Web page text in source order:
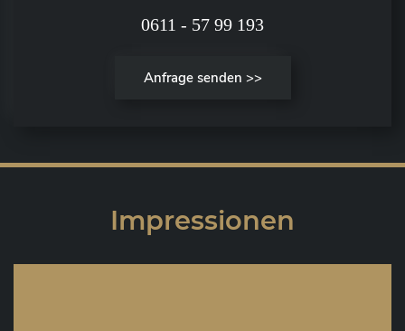
0611 - 57 99 193
Anfrage senden >>
Impressionen